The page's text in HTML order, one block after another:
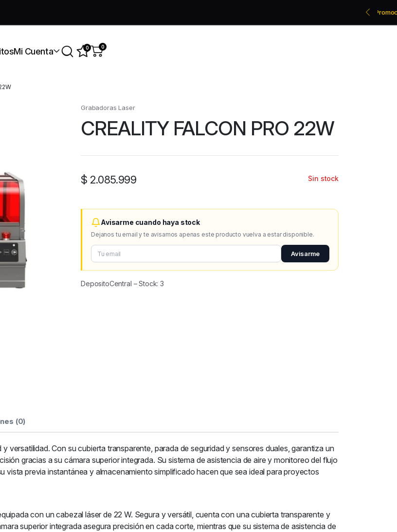
Mi Cuenta 0 0
Grabadoras Laser
CREALITY FALCON PRO 22W
$ 2.085.999 Sin stock
Avisarme cuando haya stock
Dejanos tu email y te avisamos apenas este producto vuelva a estar disponible.
Avisarme
DepositoCentral – Stock: 3
(0)
versatilidad. Con su cubierta transparente, parada de seguridad y sensores duales, garantiza un
gracias a su cámara superior integrada. Su sistema de asistencia de aire y monitoreo del flujo
vista previa instantánea y almacenamiento simplificado hacen que sea ideal para proyectos
con un cabezal láser de 22 W. Segura y versátil, cuenta con una cubierta transparente y
superior integrada asegura precisión en cada corte, mientras que su sistema de asistencia de